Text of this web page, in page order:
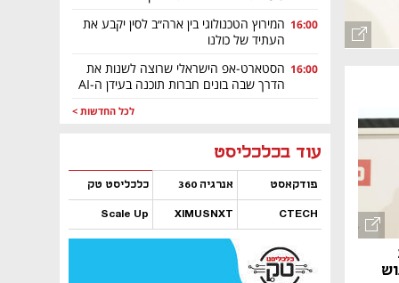
16:00 המירוץ הטכנולוגי בין ארה״ב לסין יקבע את
העתיד של כולנו
16:00 הסטארט-אפ הישראלי שרוצה לשנות את
הדרך שבה בונים חברות תוכנה בעידן ה-AI
לכל החדשות >
עוד בכלכליסט
פודקאסט אנרגיה 360 כלכליסט טק
CTECH
XIMUSNXT
Scale Up
נפתח בכרטיסייה חדשה
נפתח בכרטיסייה חדשה